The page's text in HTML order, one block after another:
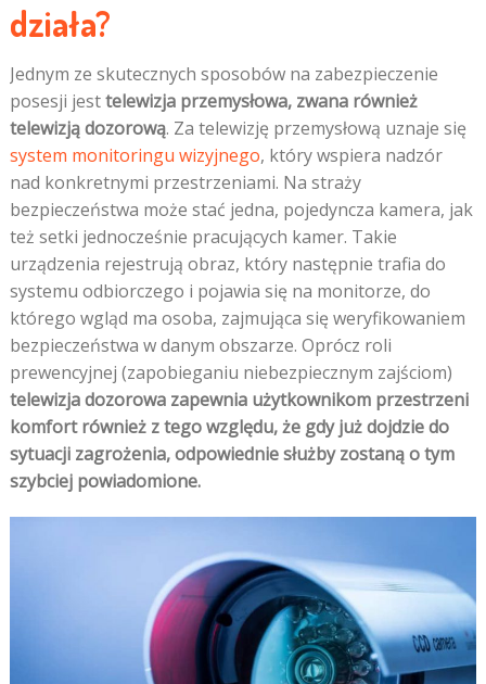
działa?
Jednym ze skutecznych sposobów na zabezpieczenie
posesji jesttelewizja przemysłowa, zwana również
telewizją dozorową. Za telewizję przemysłową uznaje się
system monitoringu wizyjnego, który wspiera nadzór
nad konkretnymi przestrzeniami. Na straży
bezpieczeństwa może stać jedna, pojedyncza kamera, jak
też setki jednocześnie pracujących kamer. Takie
urządzenia rejestrują obraz, który następnie trafia do
systemu odbiorczego i pojawia się na monitorze, do
którego wgląd ma osoba, zajmująca się weryfikowaniem
bezpieczeństwa w danym obszarze. Oprócz roli
prewencyjnej (zapobieganiu niebezpiecznym zajściom)
telewizja dozorowa zapewnia użytkownikom przestrzeni
komfort również z tego względu, że gdy już dojdzie do
sytuacji zagrożenia, odpowiednie służby zostaną o tym
szybciej powiadomione.